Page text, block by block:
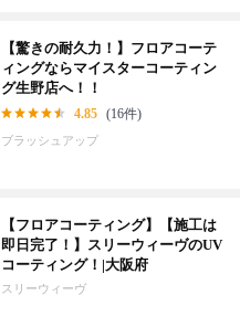
【驚きの耐久力！】フロアコーテ
ィングならマイスターコーティン
グ生野店へ！！
4.85 (16件)
ブラッシュアップ
【フロアコーティング】【施工は
即日完了！】スリーウィーヴのUV
コーティング！|大阪府
スリーウィーヴ